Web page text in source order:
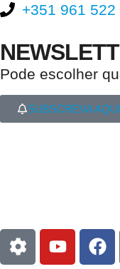
+351 961 522
Pode escolher
SUBSCREVA AQUI